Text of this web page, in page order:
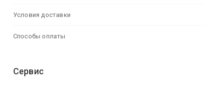
Условия доставки
Способы оплаты
Сервис